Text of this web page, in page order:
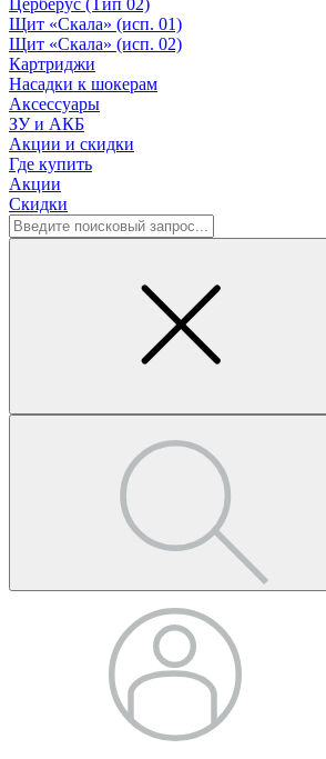
Церберус (Тип 02)
Щит «Скала» (исп. 01)
Щит «Скала» (исп. 02)
Картриджи
Насадки к шокерам
Аксессуары
ЗУ и АКБ
Акции и скидки
Где купить
Акции
Скидки